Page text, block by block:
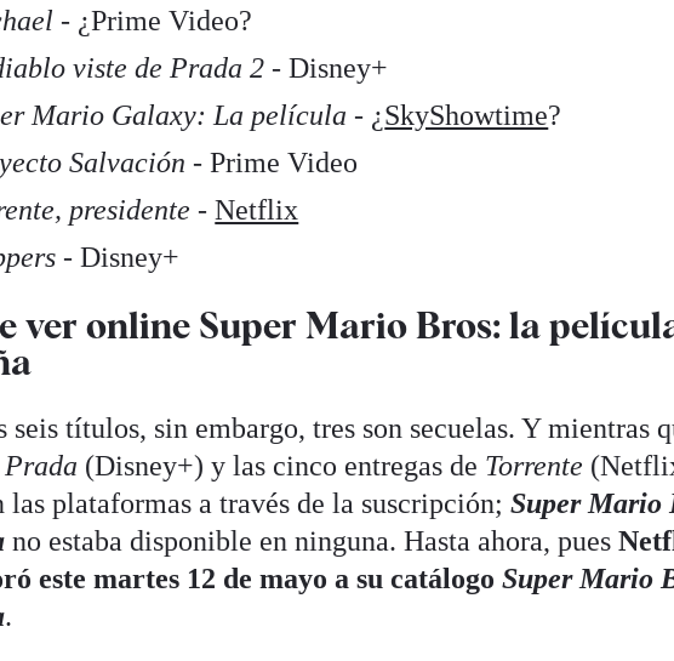
- ¿Prime Video?
viste de Prada 2 - Disney+
Mario Galaxy: La película - ¿SkyShowtime?
Salvación - Prime Video
presidente -Netflix
- Disney+
ver online Super Mario Bros: la
seis títulos, sin embargo, tres son secuelas. Y mientras
(Disney+) y las cinco entregas de Torrente
las plataformas a través de la suscripción;Super Mario
no estaba disponible en ninguna. Hasta ahora, pues
este martes 12 de mayo a su catálogoSuper Mario
.